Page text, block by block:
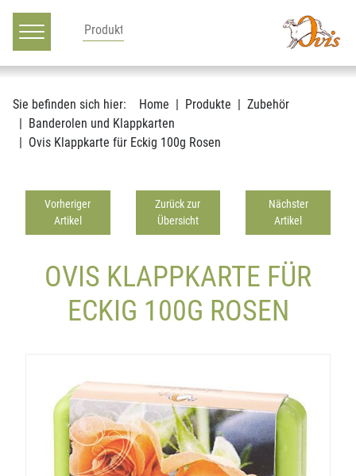
Hauptnavigation
Zum Inhalt
Sie befinden sich hier: Home Produkte
Zubehör
Banderolen und Klappkarten
Ovis Klappkarte für Eckig 100g Rosen
Vorheriger
Artikel
Zurück zur
Übersicht
Nächster
Artikel
OVIS KLAPPKARTE FÜR
ECKIG 100G ROSEN